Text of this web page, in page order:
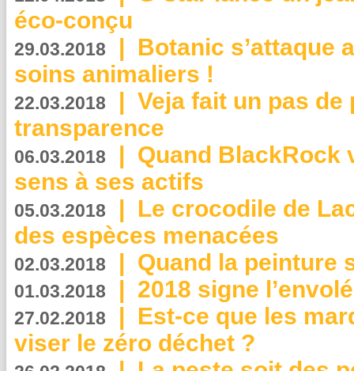
éco-conçu
29.03.2018 | Botanic s’attaque
soins animaliers !
22.03.2018 | Veja fait un pas de
transparence
06.03.2018 | Quand BlackRock
sens à ses actifs
05.03.2018 | Le crocodile de
des espèces menacées
02.03.2018 | Quand la peinture
01.03.2018 | 2018 signe
27.02.2018 | Est-ce que les
viser le zéro déchet ?